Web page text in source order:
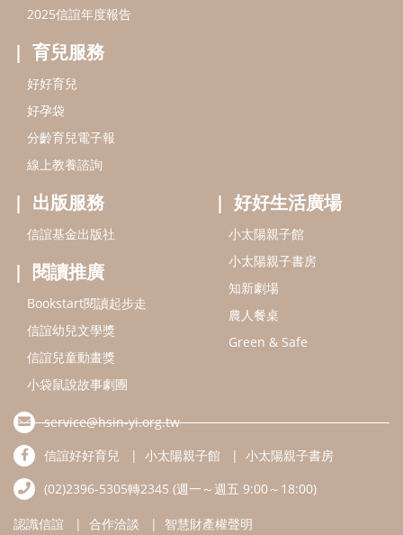
2025信誼年度報告
育兒服務
好好育兒
好孕袋
分齡育兒電子報
線上教養諮詢
出版服務
信誼基金出版社
閱讀推廣
Bookstart閱讀起步走
信誼幼兒文學獎
信誼兒童動畫獎
小袋鼠說故事劇團
好好生活廣場
小太陽親子館
小太陽親子書房
知新劇場
農人餐桌
Green & Safe
service@hsin-yi.org.tw
信誼好好育兒
小太陽親子館
小太陽親子書房
(02)2396-5305轉2345 (週一～週五 9:00～18:00)
認識信誼 合作洽談 智慧財產權聲明